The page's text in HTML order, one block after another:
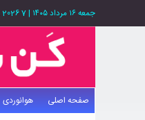
جمعه ۱۶ مرداد ۱۴۰۵ |
7 August 2026
صفحه اصلی هوانوردی